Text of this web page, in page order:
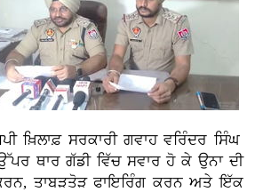
ਖ਼ਿਲਾਫ਼ ਸਰਕਾਰੀ ਗਵਾਹ ਵਰਿੰਦਰ ਸਿੰਘ
ਥਾਰ ਗੱਡੀ ਵਿੱਚ ਸਵਾਰ ਹੋ ਕੇ ਉਨਾ ਦੀ
ਤਾਬੜਤੋੜ ਫਾਇਰਿੰਗ ਕਰਨ ਅਤੇ ਇੱਕ